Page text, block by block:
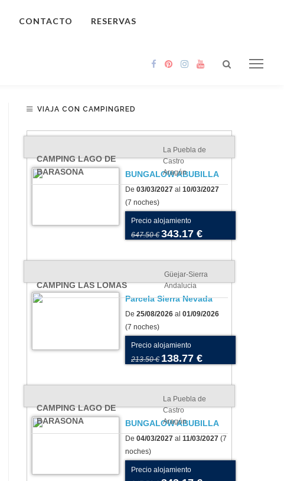
CONTACTO RESERVAS
VIAJA CON CAMPINGRED
CAMPING LAGO DE
BARASONA
La Puebla de
Castro
Aragón
BUNGALOW ABUBILLA
De 03/03/2027 al 10/03/2027
(7 noches)
Precio alojamiento
647.50 € 343.17 €
CAMPING LAS LOMAS
Güejar-Sierra
Andalucia
Parcela Sierra Nevada
De 25/08/2026 al 01/09/2026
(7 noches)
Precio alojamiento
213.50 € 138.77 €
CAMPING LAGO DE
BARASONA
La Puebla de
Castro
Aragón
BUNGALOW ABUBILLA
De 04/03/2027 al 11/03/2027 (7
noches)
Precio alojamiento